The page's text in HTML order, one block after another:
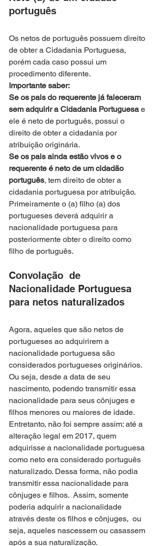
português
Os netos de português possuem direito
de obter a Cidadania Portuguesa,
porém cada caso possui um
procedimento diferente.
Importante saber:
Se os pais do requerente já faleceram
sem adquirir a Cidadania Portuguesa e
ele é neto de português, possui o
direito de obter a cidadania por
atribuição originária.
Se os pais ainda estão vivos e o
requerente é neto de um cidadão
português, tem direito de obter a
cidadania portuguesa por atribuição.
Primeiramente o (a) filho (a) dos
portugueses deverá adquirir a
nacionalidade portuguesa para
posteriormente obter o direito como
filho de português.
Convolação  de
Nacionalidade Portuguesa
para netos naturalizados
Agora, aqueles que são netos de
portugueses ao adquirirem a
nacionalidade portuguesa são
considerados portugueses originários.
Ou seja, desde a data de seu
nascimento, podendo transmitir essa
nacionalidade para seus cônjuges e
filhos menores ou maiores de idade.
Entretanto, não foi sempre assim: até a
alteração legal em 2017, quem
adquirisse a nacionalidade portuguesa
como neto era considerado português
naturalizado. Dessa forma, não podia
transmitir essa nacionalidade para
cônjuges e filhos.  Assim, somente
poderia adquirir a nacionalidade
através deste os filhos e cônjuges,  ou
seja, aqueles nascessem ou casassem
após a sua naturalização.